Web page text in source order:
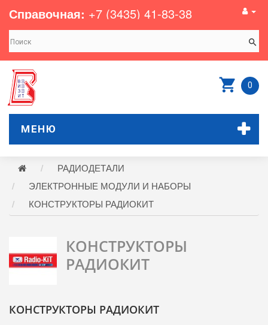
Справочная: +7 (3435) 41-83-38
0
МЕНЮ
РАДИОДЕТАЛИ
ЭЛЕКТРОННЫЕ МОДУЛИ И НАБОРЫ
КОНСТРУКТОРЫ РАДИОКИТ
КОНСТРУКТОРЫ
РАДИОКИТ
КОНСТРУКТОРЫ РАДИОКИТ